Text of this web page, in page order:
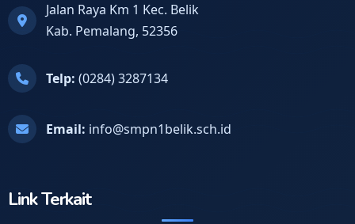
Jalan Raya Km 1 Kec. Belik
Kab. Pemalang, 52356
Telp: (0284) 3287134
Email: info@smpn1belik.sch.id
Link Terkait